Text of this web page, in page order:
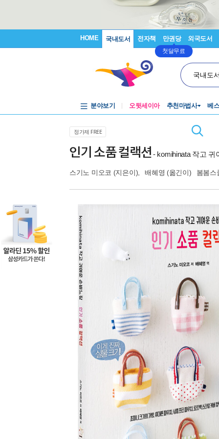
HOME 국내도서 전자책 만권당
첫달무료
외국도서
국내도
분야보기 오뒷세이아 추천마법사 베
정가제 FREE
인기 소품 컬랙션 - komihinata 작고 귀
스기노 미오코 (지은이), 배혜영 (옮긴이) 봄봄스